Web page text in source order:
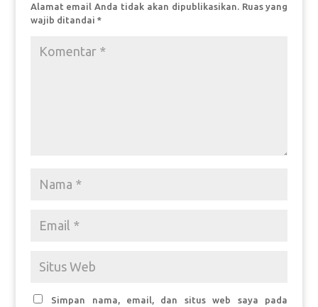
Alamat email Anda tidak akan dipublikasikan.
Ruas yang
wajib ditandai *
Simpan nama, email, dan situs web saya pada